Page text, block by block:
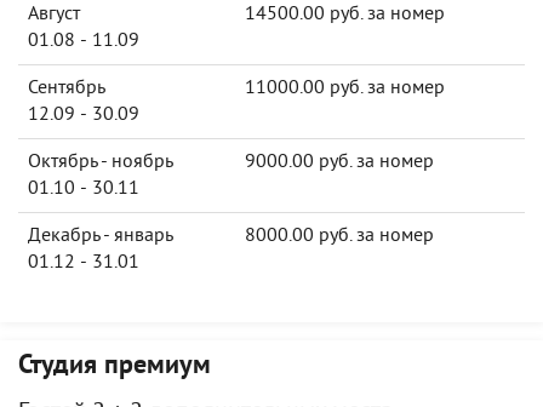
Август
01.08 - 11.09
14500.00 руб. за номер
Сентябрь
12.09 - 30.09
11000.00 руб. за номер
Октябрь - ноябрь
01.10 - 30.11
9000.00 руб. за номер
Декабрь - январь
01.12 - 31.01
8000.00 руб. за номер
Студия премиум